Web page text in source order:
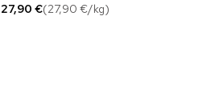
27,90 €(27,90 €/kg)